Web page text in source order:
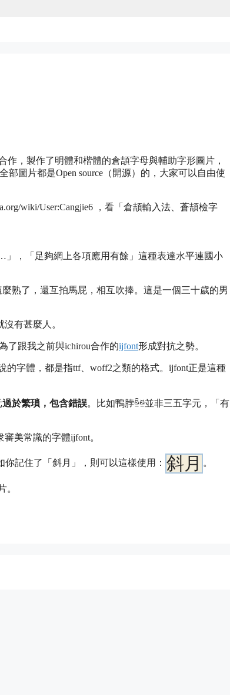
作，製作了明體和楷體的倉頡字母與輔助字形圖片，
部圖片都是Open source（開源）的，大家可以自由使
wiki/User:Cangjie6 ，看「倉頡輸入法、蒼頡檢字
，「足夠網上各項應用有餘」這種表達水平連國小
熟了，還互拍馬屁，相互吹捧。這是一個三十歲的男
有甚麼人。
了跟我之前與ichirou合作的ijfont形成對抗之勢。
的字體，都是指ttf、woff2之類的格式。ijfont正是這種
過於繁瑣，包含錯誤。比如鴨脖ꁩꁪ並非三五字元，「有
美常識的字體ijfont。
你記住了「斜月」，則可以這樣使用： 斜月 。
。